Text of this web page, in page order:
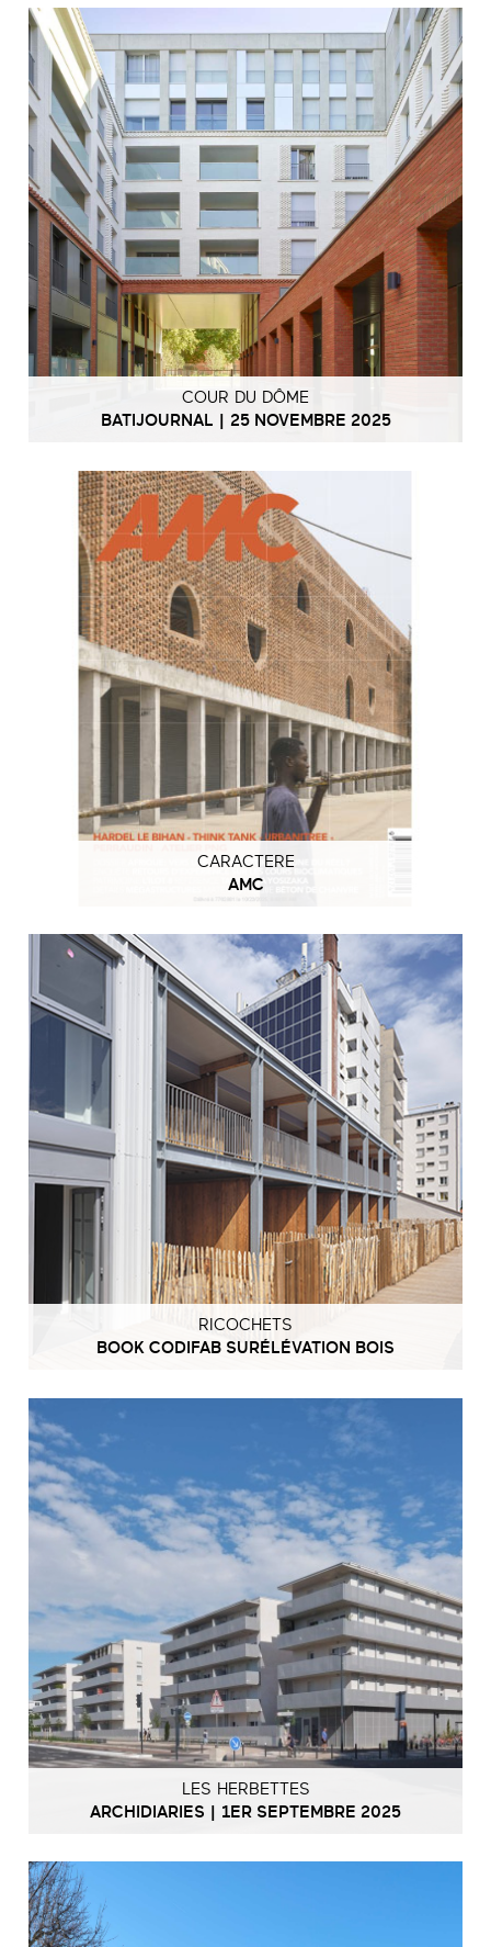
COUR DU DÔME
BATIJOURNAL | 25 NOVEMBRE 2025
CARACTERE
AMC
RICOCHETS
BOOK CODIFAB SURÉLÉVATION BOIS
LES HERBETTES
ARCHIDIARIES | 1ER SEPTEMBRE 2025